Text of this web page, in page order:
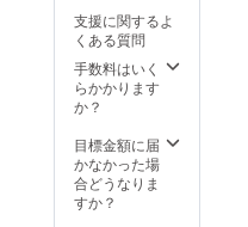
支援に関するよ
くある質問
手数料はいく
らかかります
か？
目標金額に届
かなかった場
合どうなりま
すか？